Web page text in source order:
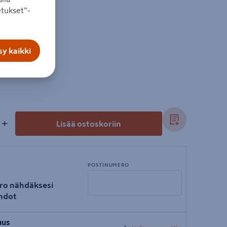
+ Lisää ostoskoriin
nähdäksesi
POSTINUMERO
postinumero
kaikki